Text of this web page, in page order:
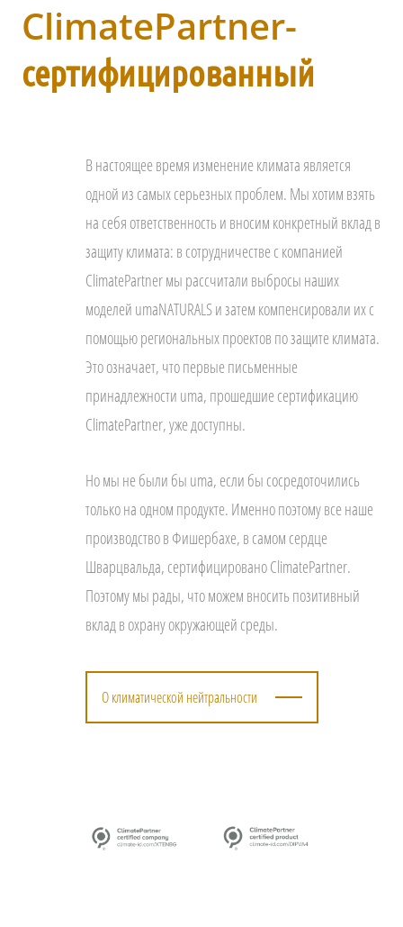
ClimatePartner-
сертифицированный
В настоящее время изменение климата является
одной из самых серьезных проблем. Мы хотим взять
на себя ответственность и вносим конкретный вклад в
защиту климата: в сотрудничестве с компанией
ClimatePartner мы рассчитали выбросы наших
моделей umaNATURALS и затем компенсировали их с
помощью региональных проектов по защите климата.
Это означает, что первые письменные
принадлежности uma, прошедшие сертификацию
ClimatePartner, уже доступны.
Но мы не были бы uma, если бы сосредоточились
только на одном продукте. Именно поэтому все наше
производство в Фишербахе, в самом сердце
Шварцвальда, сертифицировано ClimatePartner.
Поэтому мы рады, что можем вносить позитивный
вклад в охрану окружающей среды.
О климатической нейтральности